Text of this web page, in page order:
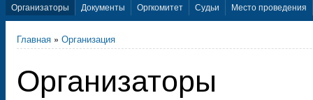
Организаторы Документы Оргкомитет Судьи Место проведения
Главная » Организация
Организаторы